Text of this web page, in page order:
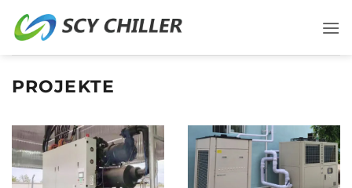
Inhalt
PROJEKTE